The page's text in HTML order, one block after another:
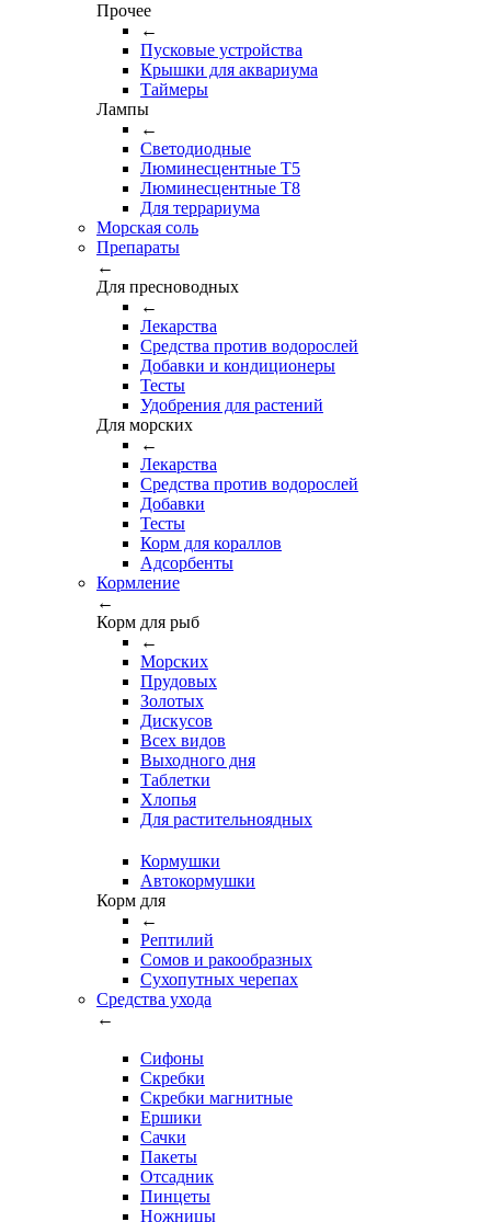
Прочее
←
Пусковые устройства
Крышки для аквариума
Таймеры
Лампы
←
Светодиодные
Люминесцентные Т5
Люминесцентные Т8
Для террариума
Морская соль
Препараты
←
Для пресноводных
←
Лекарства
Средства против водорослей
Добавки и кондиционеры
Тесты
Удобрения для растений
Для морских
←
Лекарства
Средства против водорослей
Добавки
Тесты
Корм для кораллов
Адсорбенты
Кормление
←
Корм для рыб
←
Морских
Прудовых
Золотых
Дискусов
Всех видов
Выходного дня
Таблетки
Хлопья
Для растительноядных
Кормушки
Автокормушки
Корм для
←
Рептилий
Сомов и ракообразных
Сухопутных черепах
Средства ухода
←
Сифоны
Скребки
Скребки магнитные
Ершики
Сачки
Пакеты
Отсадник
Пинцеты
Ножницы